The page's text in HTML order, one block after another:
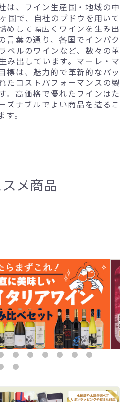
は、ワイン生産国・地域の中
国で、自社のブドウを用いて
めして幅広くワインを生み出
言葉の通り、各国でインパク
ベルのワインなど、数々の革
み出しています。マーレ・マ
標は、魅力的で革新的なパッ
たコストパフォーマンスの製
。高価格で優れたワインはた
ズナブルでよい商品を造るこ
。
メ商品